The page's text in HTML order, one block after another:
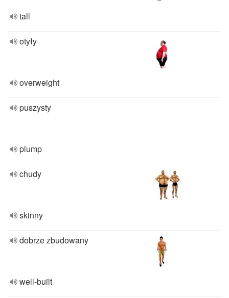
tall
otyły
overweight
puszysty
plump
chudy
skinny
dobrze zbudowany
well-built